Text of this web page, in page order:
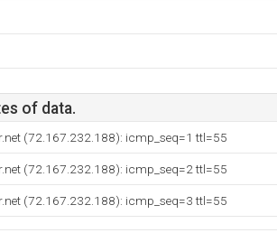
of data.
(72.167.232.188): icmp_seq=1 ttl=55
(72.167.232.188): icmp_seq=2 ttl=55
(72.167.232.188): icmp_seq=3 ttl=55